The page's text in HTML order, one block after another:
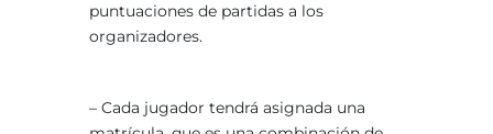
puntuaciones de partidas a los
organizadores.
– Cada jugador tendrá asignada una